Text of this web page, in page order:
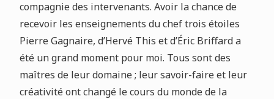
compagnie des intervenants. Avoir la chance de
recevoir les enseignements du chef trois étoiles
Pierre Gagnaire, d’Hervé This et d’Éric Briffard a
été un grand moment pour moi. Tous sont des
maîtres de leur domaine ; leur savoir-faire et leur
créativité ont changé le cours du monde de la